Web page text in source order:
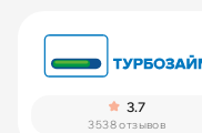
3.7
3538 отзывов